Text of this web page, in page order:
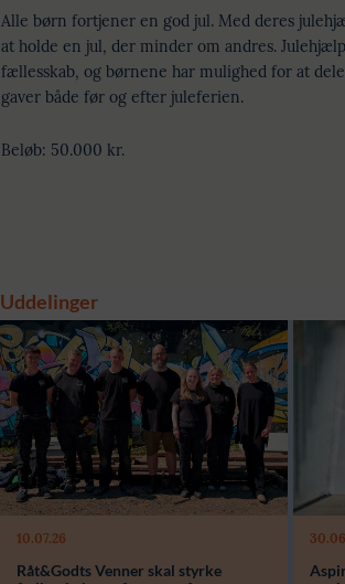
Alle børn fortjener en god jul. Med deres
at holde en jul, der minder om andres.
fællesskab, og børnene har mulighed for at
gaver både før og efter juleferien.
Beløb: 50.000 kr.
Uddelinger
10.07.26
Råt&Godts Venner skal styrke
Modtager:
Støttebeløb i alt: